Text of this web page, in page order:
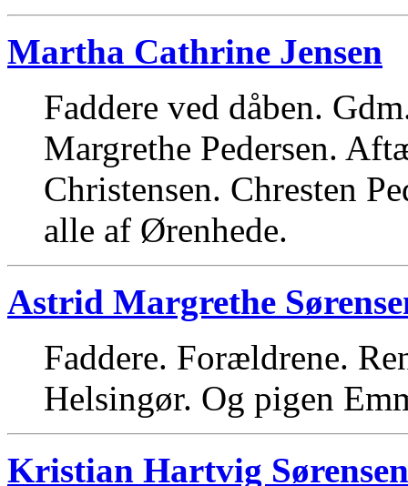
Martha Cathrine Jensen
Faddere ved dåben.
Margrethe Pedersen.
Christensen. Chresten
alle af Ørenhede.
Astrid Margrethe
Faddere. Forældrene.
Helsingør. Og pigen
Kristian Hartvig Sørensen